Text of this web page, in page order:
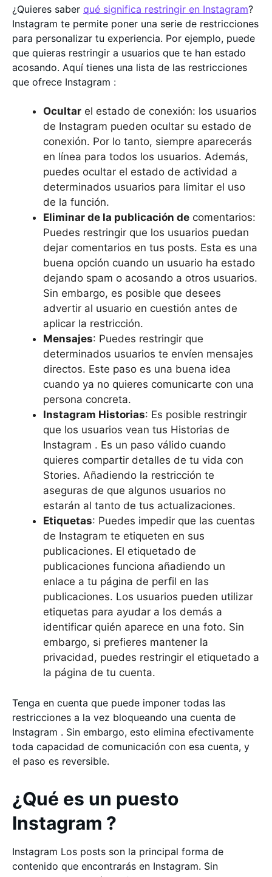
¿Quieres saber qué significa restringir en Instagram?
Instagram te permite poner una serie de restricciones
para personalizar tu experiencia. Por ejemplo, puede
que quieras restringir a usuarios que te han estado
acosando. Aquí tienes una lista de las restricciones
que ofrece Instagram :
Ocultar el estado de conexión: los usuarios
de Instagram pueden ocultar su estado de
conexión. Por lo tanto, siempre aparecerás
en línea para todos los usuarios. Además,
puedes ocultar el estado de actividad a
determinados usuarios para limitar el uso
de la función.
Eliminar de la publicación de comentarios:
Puedes restringir que los usuarios puedan
dejar comentarios en tus posts. Esta es una
buena opción cuando un usuario ha estado
dejando spam o acosando a otros usuarios.
Sin embargo, es posible que desees
advertir al usuario en cuestión antes de
aplicar la restricción.
Mensajes: Puedes restringir que
determinados usuarios te envíen mensajes
directos. Este paso es una buena idea
cuando ya no quieres comunicarte con una
persona concreta.
Instagram Historias: Es posible restringir
que los usuarios vean tus Historias de
Instagram . Es un paso válido cuando
quieres compartir detalles de tu vida con
Stories. Añadiendo la restricción te
aseguras de que algunos usuarios no
estarán al tanto de tus actualizaciones.
Etiquetas: Puedes impedir que las cuentas
de Instagram te etiqueten en sus
publicaciones. El etiquetado de
publicaciones funciona añadiendo un
enlace a tu página de perfil en las
publicaciones. Los usuarios pueden utilizar
etiquetas para ayudar a los demás a
identificar quién aparece en una foto. Sin
embargo, si prefieres mantener la
privacidad, puedes restringir el etiquetado a
la página de tu cuenta.
Tenga en cuenta que puede imponer todas las
restricciones a la vez bloqueando una cuenta de
Instagram . Sin embargo, esto elimina efectivamente
toda capacidad de comunicación con esa cuenta, y
el paso es reversible.
¿Qué es un puesto
Instagram ?
Instagram Los posts son la principal forma de
contenido que encontrarás en Instagram. Sin